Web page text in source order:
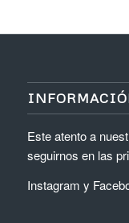
Este atento a
seguirnos en las
Instagram y